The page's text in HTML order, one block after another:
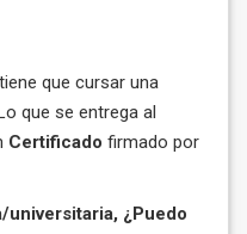
que cursar una
que se entrega al
Certificado firmado por
¿Puedo